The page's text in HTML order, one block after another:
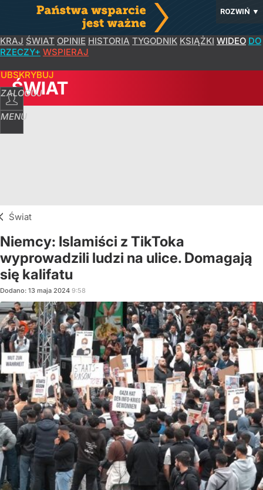
ROZWIŃ ▼
KRAJ ŚWIAT OPINIE HISTORIA TYGODNIK KSIĄŻKI WIDEO DO
RZECZY+ WSPIERAJ
ZALOGUJ
MENU
ŚWIAT
Świat
Niemcy: Islamiści z TikToka
wyprowadzili ludzi na ulice. Domagają
się kalifatu
Dodano: 13 maja 2024 9:58